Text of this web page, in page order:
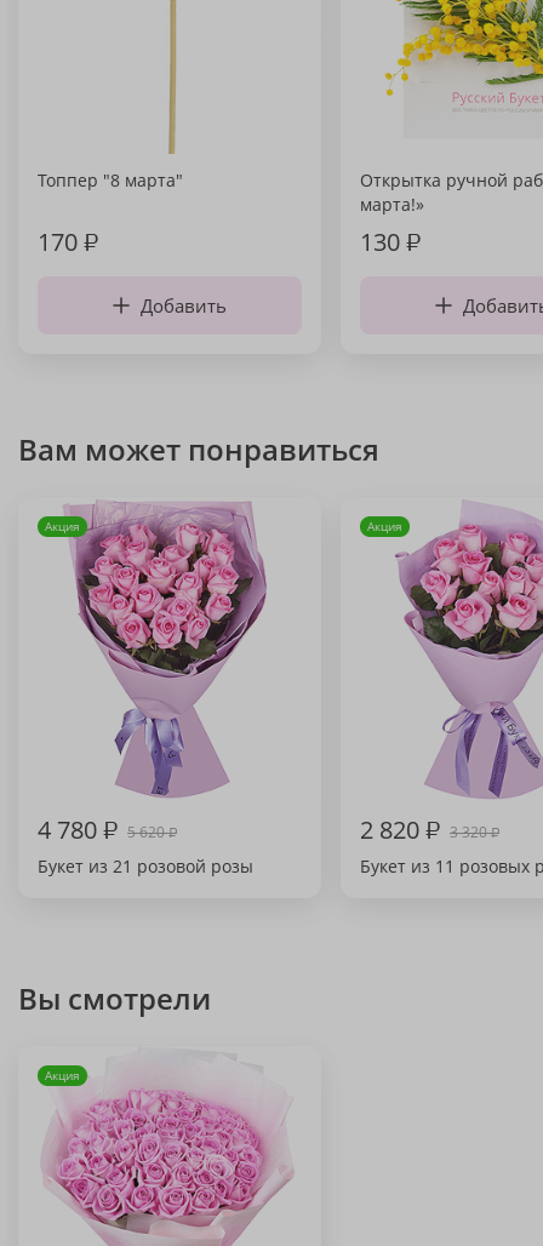
Топпер "8 марта"
170₽
Добавить
Открытка ручной
марта!»
130₽
Вам может понравиться
Акция
4 780₽ 5 620₽
Букет из 21 розовой розы
Акция
2 820₽ 3 320₽
Букет из 11 розовых
Вы смотрели
Акция